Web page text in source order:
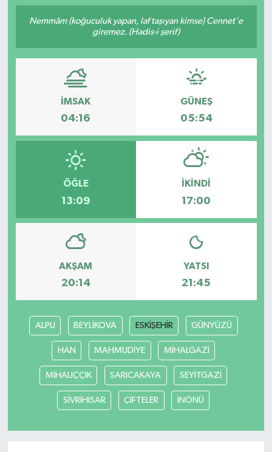
Nemmâm (koğuculuk yapan, laf taşıyan kimse) Cennet'e
giremez. (Hadis-i şerif)
İMSAK
04:16
GÜNEŞ
05:54
ÖĞLE
13:09
İKINDI
17:00
AKŞAM
20:14
YATSI
21:45
ALPU BEYLİKOVA ESKİŞEHİR GÜNYÜZÜ
HAN MAHMUDİYE MİHALGAZİ
MİHALIÇÇIK SARICAKAYA SEYİTGAZİ
SİVRİHİSAR ÇİFTELER İNÖNÜ